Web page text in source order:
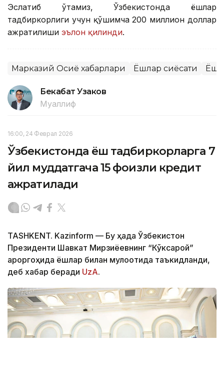
Эслатиб ўтамиз, Ўзбекистонда ёшлар
тадбиркорлиги учун қўшимча 200 миллион доллар
ажратилиши эълон қилинди.
Марказий Осиё хабарлари Ёшлар сиёсати
Бекабат Узаков
Муаллиф
16:00, 24 Феврал 2026
Ўзбекистонда ёш тадбиркорларга 7
йил муддатгача 15 фоизли кредит
ажратилади
TASHKENT. Kazinform — Бу ҳақда Ўзбекистон
Президенти Шавкат Мирзиёевнинг “Кўксарой”
қароргоҳида ёшлар билан мулоқотида таъкидланди,
деб хабар беради UzA.